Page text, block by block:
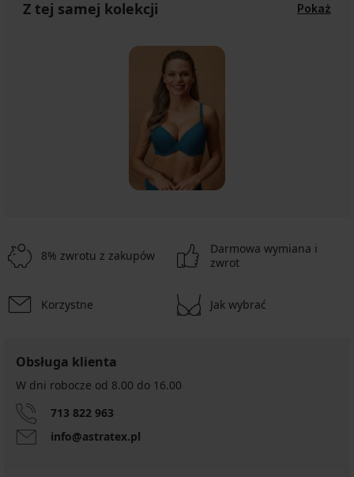
Z tej samej kolekcji Pokaż
8% zwrotu z zakupów
Darmowa wymiana i
zwrot
Korzystne Jak wybrać
Obsługa klienta
W dni robocze od 8.00 do 16.00
713 822 963
info@astratex.pl